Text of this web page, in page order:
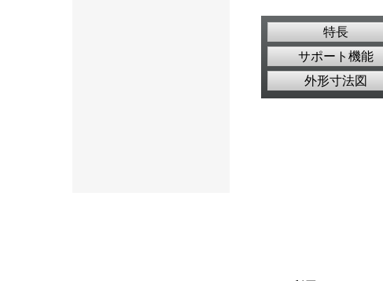
特長
サポート機能
外形寸法図